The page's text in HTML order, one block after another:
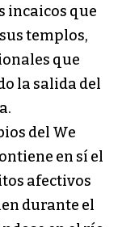
incaicos que
templos,
que
la salida del
del We
en sí el
afectivos
durante el